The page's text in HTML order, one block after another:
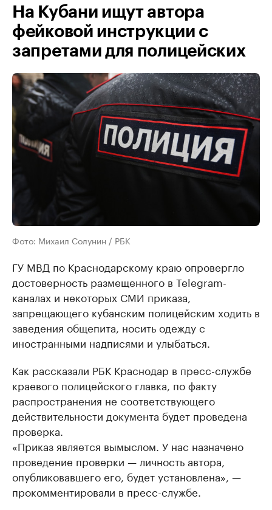
На Кубани ищут автора
фейковой инструкции с
запретами для полицейских
Фото: Михаил Солунин / РБК
ГУ МВД по Краснодарскому краю опровергло
достоверность размещенного в Telegram-
каналах и некоторых СМИ приказа,
запрещающего кубанским полицейским ходить в
заведения общепита, носить одежду с
иностранными надписями и улыбаться.
Как рассказали РБК Краснодар в пресс-службе
краевого полицейского главка, по факту
распространения не соответствующего
действительности документа будет проведена
проверка.
«Приказ является вымыслом. У нас назначено
проведение проверки — личность автора,
опубликовавшего его, будет установлена», —
прокомментировали в пресс-службе.